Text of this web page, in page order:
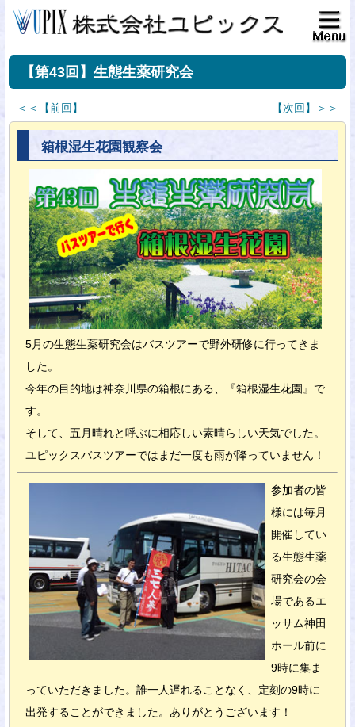
【第43回】生態生薬研究会
＜＜【前回】 【次回】＞＞
箱根湿生花園観察会
5月の生態生薬研究会はバスツアーで野外研修に行ってきま
した。
今年の目的地は神奈川県の箱根にある、『箱根湿生花園』で
す。
そして、五月晴れと呼ぶに相応しい素晴らしい天気でした。
ユピックスバスツアーではまだ一度も雨が降っていません！
参加者の皆
様には毎月
開催してい
る生態生薬
研究会の会
場であるエ
ッサム神田
ホール前に
9時に集ま
っていただきました。誰一人遅れることなく、定刻の9時に
出発することができました。ありがとうございます！